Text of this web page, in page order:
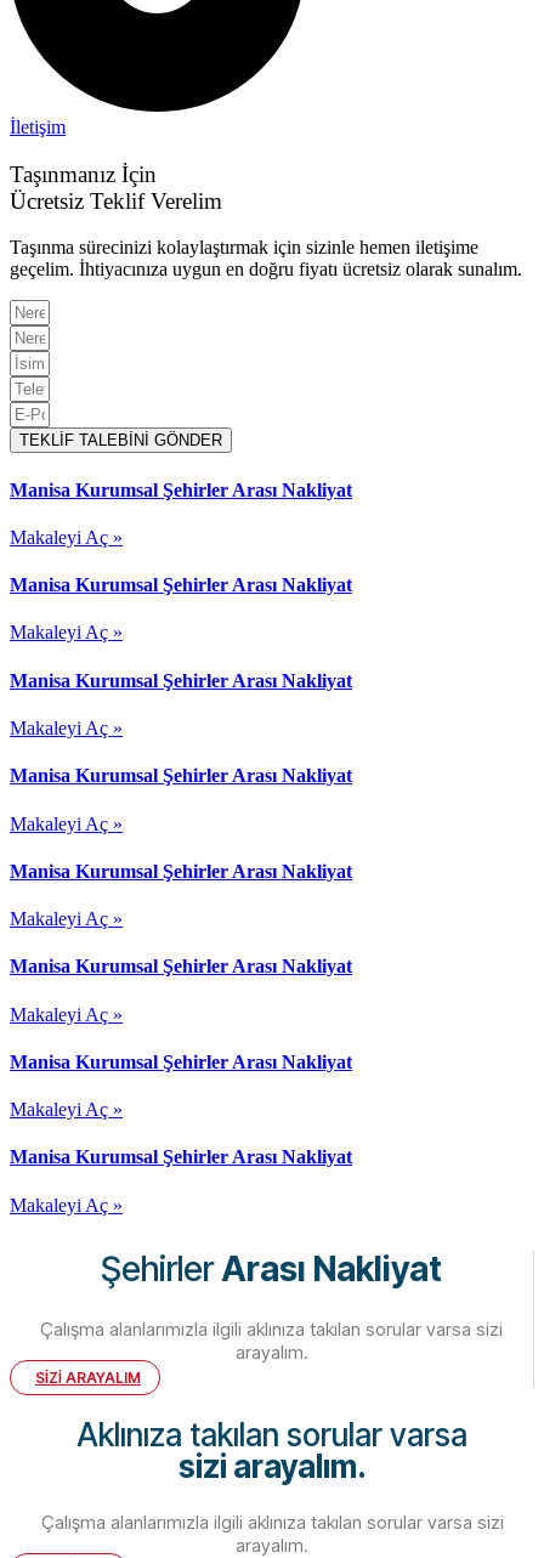
İletişim
Taşınmanız İçin
Ücretsiz Teklif Verelim
Taşınma sürecinizi kolaylaştırmak için sizinle hemen iletişime
geçelim. İhtiyacınıza uygun en doğru fiyatı ücretsiz olarak sunalım.
TEKLİF TALEBİNİ GÖNDER
Manisa Kurumsal Şehirler Arası Nakliyat
Makaleyi Aç »
Manisa Kurumsal Şehirler Arası Nakliyat
Makaleyi Aç »
Manisa Kurumsal Şehirler Arası Nakliyat
Makaleyi Aç »
Manisa Kurumsal Şehirler Arası Nakliyat
Makaleyi Aç »
Manisa Kurumsal Şehirler Arası Nakliyat
Makaleyi Aç »
Manisa Kurumsal Şehirler Arası Nakliyat
Makaleyi Aç »
Manisa Kurumsal Şehirler Arası Nakliyat
Makaleyi Aç »
Manisa Kurumsal Şehirler Arası Nakliyat
Makaleyi Aç »
ŞehirlerArası Nakliyat
Çalışma alanlarımızla ilgili aklınıza takılan sorular varsa sizi
arayalım.
SİZİ ARAYALIM
Aklınıza takılan sorular varsa
sizi arayalım.
Çalışma alanlarımızla ilgili aklınıza takılan sorular varsa sizi
arayalım.